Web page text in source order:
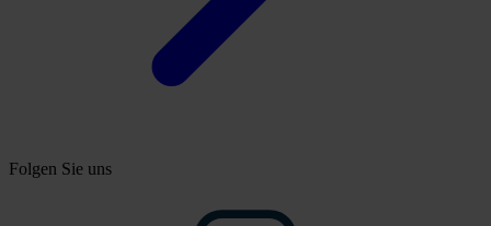
Folgen Sie uns